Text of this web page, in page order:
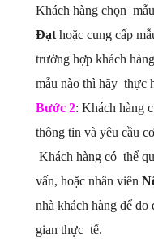
Khách hàng chọn
Đạt hoặc cung cấp
trường hợp khách
mẫu nào thì hãy thực
Bước 2: Khách hàng
thông tin và yêu cầu
Khách hàng có thể
vấn, hoặc nhân viên
nhà khách hàng để đo
gian thực tế.